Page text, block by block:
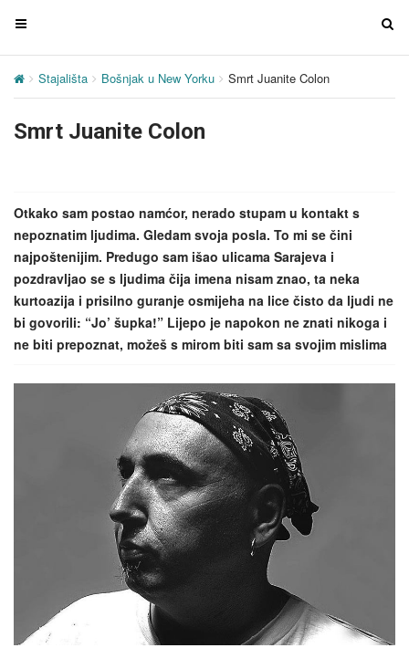
T
g
e
i
g
a
t
i
o
n
T
i
o
n
Stajališta Bošnjak u New Yorku Smrt Juanite Colon
Smrt Juanite Colon
Otkako sam postao namćor, nerado stupam u kontakt s
nepoznatim ljudima. Gledam svoja posla. To mi se čini
najpoštenijim. Predugo sam išao ulicama Sarajeva i
pozdravljao se s ljudima čija imena nisam znao, ta neka
kurtoazija i prisilno guranje osmijeha na lice čisto da ljudi ne
bi govorili: “Jo’ šupka!” Lijepo je napokon ne znati nikoga i
ne biti prepoznat, možeš s mirom biti sam sa svojim mislima